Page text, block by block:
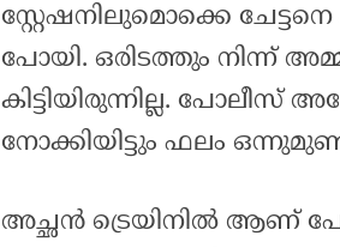
സ്റ്റേഷനിലുമൊക്കെ
പോയി. ഒരിടത്തും നിന്ന്
കിട്ടിയിരുന്നില്ല. പോലീസ്
നോക്കിയിട്ടും ഫലം
അച്ഛൻ ട്രെയിനിൽ ആണ്